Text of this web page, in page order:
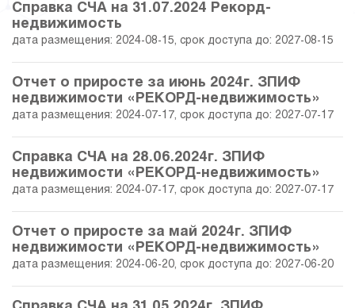
31.03.2017
28.02.2017 12.35 28 088 000.00
31.01.2017 11.58 27 895 000.00
Справка СЧА на 31.07.2024 Рекорд-
недвижимость
дата размещения: 2024-08-15, срок доступа до: 2027-08-15
Отчет о приросте за июнь 2024г. ЗПИФ
недвижимости «РЕКОРД-недвижимость»
дата размещения: 2024-07-17, срок доступа до: 2027-07-17
Справка СЧА на 28.06.2024г. ЗПИФ
недвижимости «РЕКОРД-недвижимость»
дата размещения: 2024-07-17, срок доступа до: 2027-07-17
Отчет о приросте за май 2024г. ЗПИФ
недвижимости «РЕКОРД-недвижимость»
дата размещения: 2024-06-20, срок доступа до: 2027-06-20